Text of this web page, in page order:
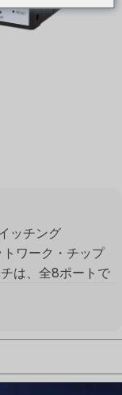
ッチング
ワーク・チップ
は、全8ポートで
ロス・ゼロを体
クボーンとなり